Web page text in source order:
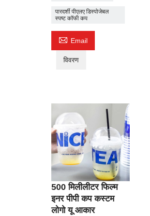
पारदर्शी पीएलए डिस्पोजेबल
स्पष्ट कॉफी कप
 Email
विवरण
500 मिलीलीटर फिल्म
इनर पीपी कप कस्टम
लोगो यू आकार